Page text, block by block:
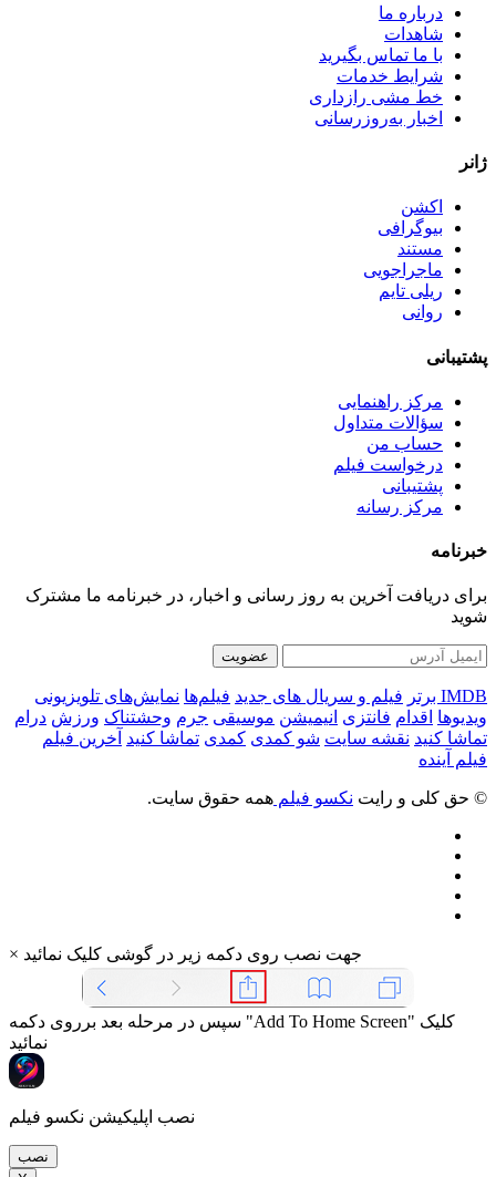
درباره ما
شاهدات
با ما تماس بگیرید
شرایط خدمات
خط مشی رازداری
اخبار به‌روزرسانی
ژانر
اکشن
بیوگرافی
مستند
ماجراجویی
ریلی تایم
روانی
پشتیبانی
مرکز راهنمایی
سؤالات متداول
حساب من
درخواست فیلم
پشتیبانی
مرکز رسانه
خبرنامه
برای دریافت آخرین به روز رسانی و اخبار، در خبرنامه ما مشترک
شوید
عضویت
IMDB برتر فیلم و سریال های جدید فیلم‌ها نمایش‌های تلویزیونی
ویدیوها اقدام فانتزی انیمیشن موسیقی جرم وحشتناک ورزش درام
تماشا کنید نقشه سایت شو کمدی کمدی تماشا کنید آخرین فیلم
فیلم آینده
© حق کلی و رایت نکسو فیلم همه حقوق سایت.
× جهت نصب روی دکمه زیر در گوشی کلیک نمائید
سپس در مرحله بعد برروی دکمه "Add To Home Screen" کلیک
نمائید
نصب اپلیکیشن نکسو فیلم
نصب